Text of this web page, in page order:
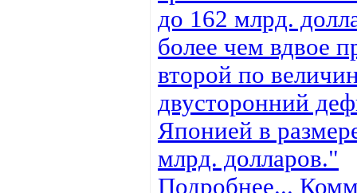
до 162 млрд.
более чем вдвое
второй по
двусторонний
Японией в
млрд. долларов."
Подробнее...